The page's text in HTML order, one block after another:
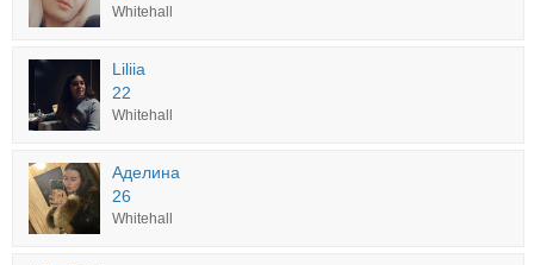
Whitehall
Liliia
22
Whitehall
Аделина
26
Whitehall